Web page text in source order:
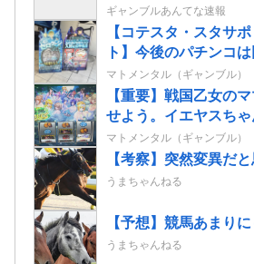
ギャンブルあんてな速報
【コテスタ・スタサ
ト】今後のパチンコ
いいよな。そして釘は
き
マトメンタル（ギャンブル）
【重要】戦国乙女の
せよう。イエヤスち
んはママなのか。ノブ
のかを
マトメンタル（ギャンブル）
【考察】突然変異だ
うまちゃんねる
【予想】競馬あまり
うまちゃんねる